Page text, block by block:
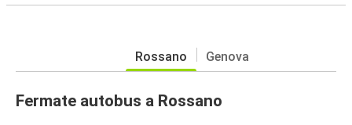
Rossano Genova
Fermate autobus a Rossano